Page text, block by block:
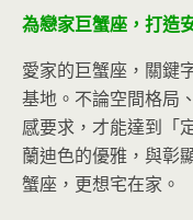
為戀家巨蟹座，打造
愛家的巨蟹座，關鍵
基地。不論空間格局
感要求，才能達到「
蘭迪色的優雅，與彰
蟹座，更想宅在家。